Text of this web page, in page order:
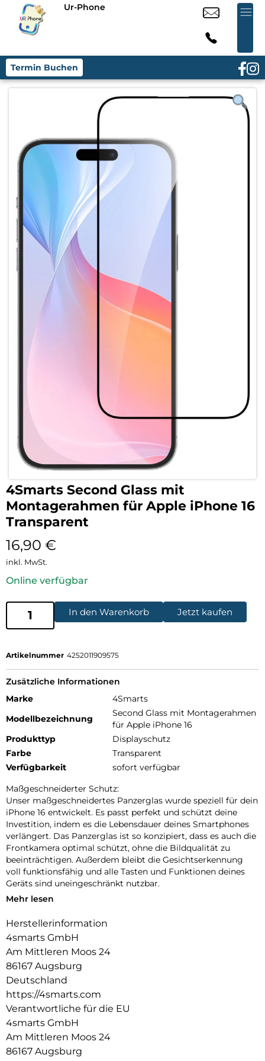
Ur-Phone
Termin Buchen
4Smarts Second Glass mit
Montagerahmen für Apple iPhone 16
Transparent
16,90 €
inkl. MwSt.
Online verfügbar
In den Warenkorb Jetzt kaufen
Artikelnummer 4252011909575
Zusätzliche Informationen
Marke
4Smarts
Modellbezeichnung
Second Glass mit Montagerahmen
für Apple iPhone 16
Produkttyp
Displayschutz
Farbe
Transparent
Verfügbarkeit
sofort verfügbar
Maßgeschneiderter Schutz:
Unser maßgeschneidertes Panzerglas wurde speziell für dein
iPhone 16 entwickelt. Es passt perfekt und schützt deine
Investition, indem es die Lebensdauer deines Smartphones
verlängert. Das Panzerglas ist so konzipiert, dass es auch die
Frontkamera optimal schützt, ohne die Bildqualität zu
beeinträchtigen. Außerdem bleibt die Gesichtserkennung
voll funktionsfähig und alle Tasten und Funktionen deines
Geräts sind uneingeschränkt nutzbar.
Einfache Montage:
einfacher zu montieren wie eine Panzerfolie. Mit dem
mitgelieferten Montagerahmen lässt sich das Schutzglas
exakt positionieren und dank des Reinigungssets staubfrei
anbringen. Und wenn es Zeit ist, das Glas auszutauschen, ist
das genauso einfach. Mit unserem Second Glas erhältst du
einen effektiven und benutzerfreundlichen Schutz für das
Display deines Mobilgeräts.
Kristallklare Qualität:
Smartphone, sondern garantiert auch die uneingeschränkte
Nutzung des Touchscreens. Trotz seiner Robustheit bleibt
Mehr lesen
Herstellerinformation
4smarts GmbH
Am Mittleren Moos 24
86167 Augsburg
Deutschland
https://4smarts.com
Verantwortliche für die EU
4smarts GmbH
Am Mittleren Moos 24
86167 Augsburg